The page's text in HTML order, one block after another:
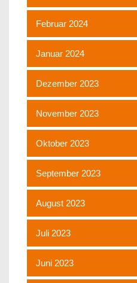
Februar 2024
Januar 2024
Dezember 2023
November 2023
Oktober 2023
September 2023
August 2023
Juli 2023
Juni 2023